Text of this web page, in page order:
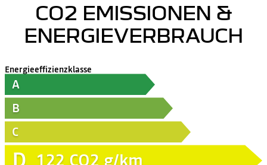
CO2 EMISSIONEN &
ENERGIEVERBRAUCH
Energieeffizienzklasse
A
B
C